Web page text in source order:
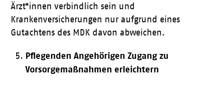
Ärzt*innen verbindlich sein und
Krankenversicherungen nur aufgrund eines
Gutachtens des MDK davon abweichen.
Pflegenden Angehörigen Zugang zu
Vorsorgemaßnahmen erleichtern